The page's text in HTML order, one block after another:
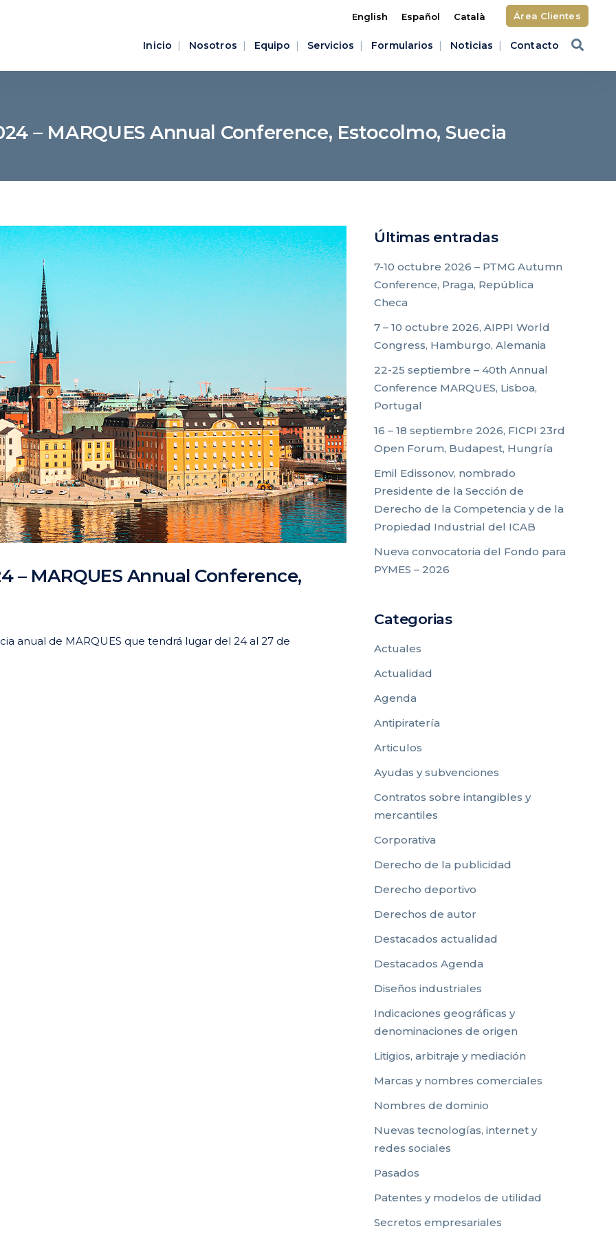
English Español Català Área Clientes
Inicio Nosotros Equipo Servicios Formularios Noticias Contacto
– MARQUES Annual Conference, Estocolmo, Suecia
– MARQUES Annual Conference,
anual de MARQUES que tendrá lugar del 24 al 27 de
Últimas entradas
7-10 octubre 2026 – PTMG Autumn
Conference, Praga, República
Checa
7 – 10 octubre 2026, AIPPI World
Congress, Hamburgo, Alemania
22-25 septiembre – 40th Annual
Conference MARQUES, Lisboa,
Portugal
16 – 18 septiembre 2026, FICPI 23rd
Open Forum, Budapest, Hungría
Emil Edissonov, nombrado
Presidente de la Sección de
Derecho de la Competencia y de la
Propiedad Industrial del ICAB
Nueva convocatoria del Fondo para
PYMES – 2026
Categorias
Actuales
Actualidad
Agenda
Antipiratería
Articulos
Ayudas y subvenciones
Contratos sobre intangibles y
mercantiles
Corporativa
Derecho de la publicidad
Derecho deportivo
Derechos de autor
Destacados actualidad
Destacados Agenda
Diseños industriales
Indicaciones geográficas y
denominaciones de origen
Litigios, arbitraje y mediación
Marcas y nombres comerciales
Nombres de dominio
Nuevas tecnologías, internet y
redes sociales
Pasados
Patentes y modelos de utilidad
Secretos empresariales